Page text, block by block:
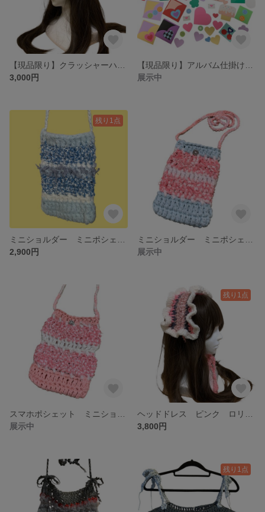
3,000円
展示中
残り1点
2,900円
展示中
展示中
残り1点
3,800円
残り1点